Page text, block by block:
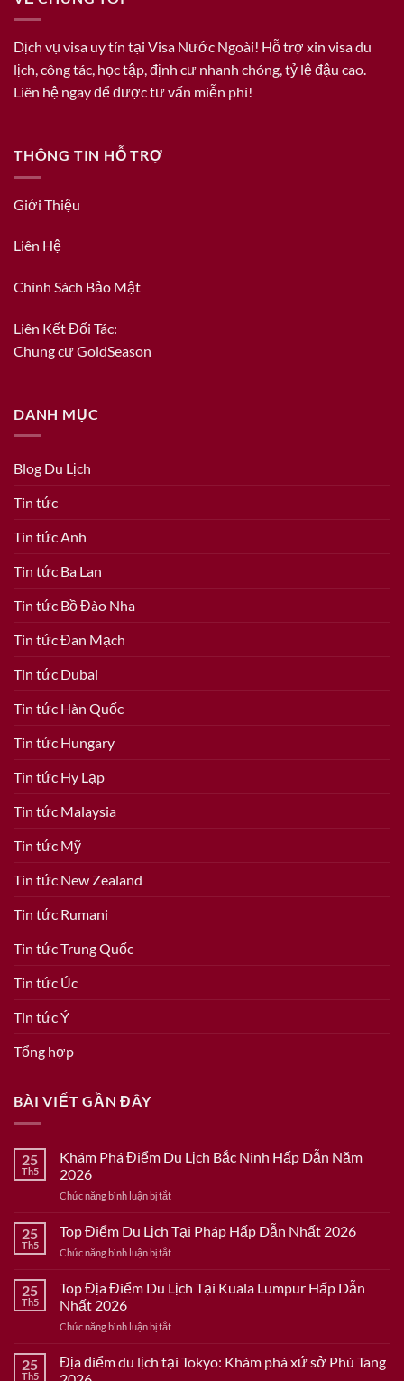
Dịch vụ visa uy tín tại Visa Nước Ngoài! Hỗ trợ xin visa du
lịch, công tác, học tập, định cư nhanh chóng, tỷ lệ đậu cao.
Liên hệ ngay để được tư vấn miễn phí!
THÔNG TIN HỖ TRỢ
Giới Thiệu
Liên Hệ
Chính Sách Bảo Mật
Liên Kết Đối Tác:
Chung cư GoldSeason
DANH MỤC
Blog Du Lịch
Tin tức
Tin tức Anh
Tin tức Ba Lan
Tin tức Bồ Đào Nha
Tin tức Đan Mạch
Tin tức Dubai
Tin tức Hàn Quốc
Tin tức Hungary
Tin tức Hy Lạp
Tin tức Malaysia
Tin tức Mỹ
Tin tức New Zealand
Tin tức Rumani
Tin tức Trung Quốc
Tin tức Úc
Tin tức Ý
Tổng hợp
BÀI VIẾT GẦN ĐÂY
25
Th5
Khám Phá Điểm Du Lịch Bắc Ninh Hấp Dẫn Năm
2026
Chức năng bình luận bị tắtở
Phá
Điểm
Du
Bắc
Dẫn
2026
25
Th5
Top Điểm Du Lịch Tại Pháp Hấp Dẫn Nhất 2026
Chức năng bình luận bị tắtở
Điểm
Du
Tại
Hấp
25
Th5
Top Địa Điểm Du Lịch Tại Kuala Lumpur Hấp Dẫn
Nhất 2026
Chức năng bình luận bị tắtở
Địa
Điểm
25
Th5
Địa điểm du lịch tại Tokyo: Khám phá xứ sở Phù Tang